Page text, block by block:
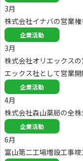
3月
株式会社イナバの営業
企業活動
3月
株式会社オリエックス
エックス社として営業開
企業活動
4月
株式会社森山薬局の全
企業活動
6月
富山第二工場増設工事竣